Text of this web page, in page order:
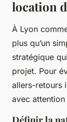
location
À Lyon
plus qu’un
stratégique
projet. Pour
allers-retours
avec